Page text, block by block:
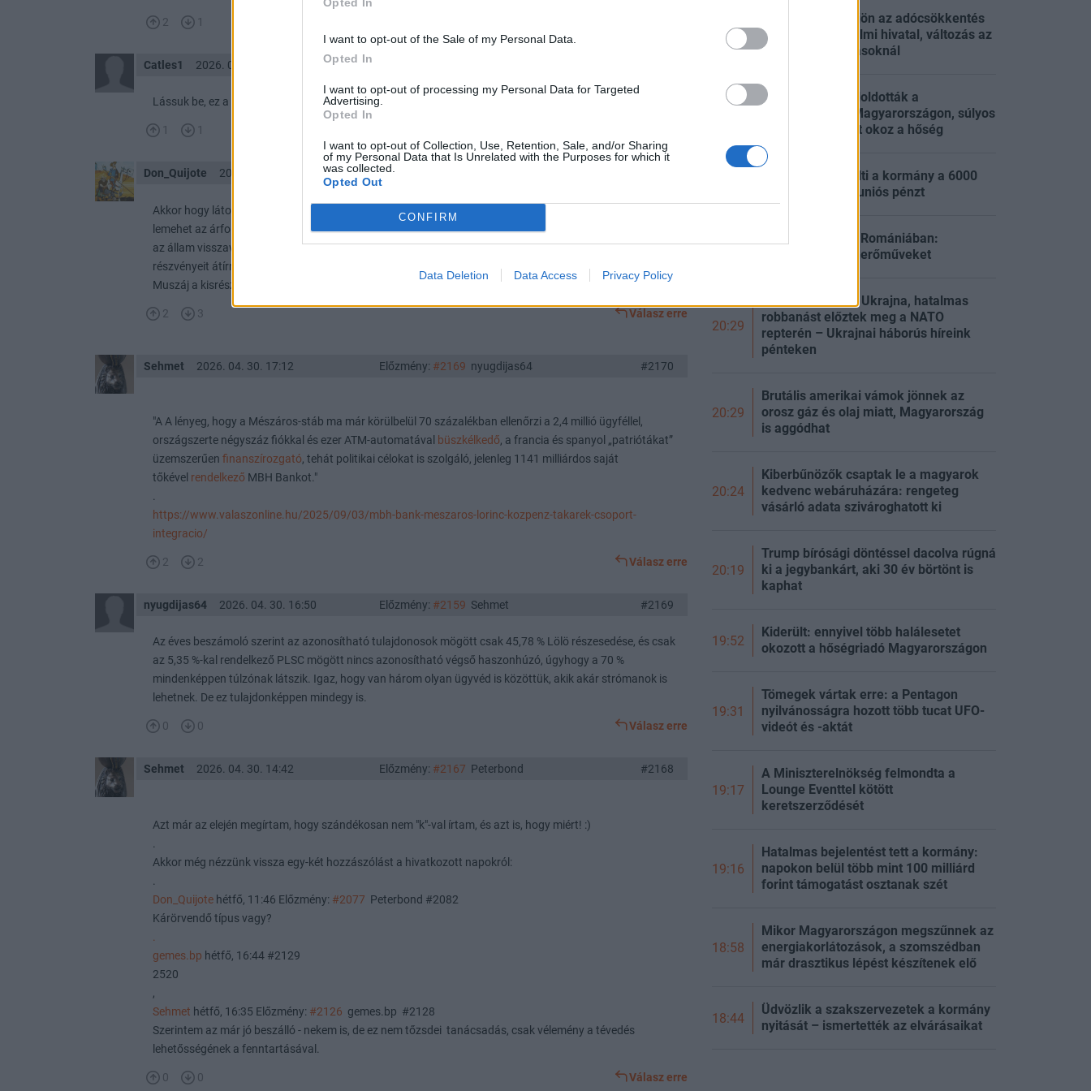
I want to opt-out of the Sale of my Personal Data.
Opted In
I want to opt-out of processing my Personal Data for Targeted
Advertising.
Opted In
I want to opt-out of Collection, Use, Retention, Sale, and/or Sharing
of my Personal Data that Is Unrelated with the Purposes for which it
was collected.
Opted Out
CONFIRM
Data Deletion Data Access Privacy Policy
2 1
Catles1 2026. 05. 01. 20:54
Lássuk be, ez a kockázat azért benne volt előreláthatóan is a sztoriban.
1 1
Don_Quijote 2026. 05. 01. 12:16 Előzmény:
Akkor hogy látod? Láttuk az alját,vagy Petiék elintézhetik,hogy 2000 Ft-ra,vagy akár még 1000 Ft-ra is
lemehet az árfolyam a vagyonvisszaszerzéssel? Mi az a maximum,ami jogilag törvényesen elérhető,hogy
az állam visszavegyen a részvényesektől? Továbbra sem akarom elhinni,hogy nem lehet nagyrészvényesek
részvényeit átírni a magyar állam nevére.
Muszáj a kisrészvényeseknek szívniuk a Lölő félék miatt?
2 3 Válasz erre
Sehmet 2026. 04. 30. 17:12 Előzmény: #2169 nyugdijas64 #2170
"A A lényeg, hogy a Mészáros-stáb ma már körülbelül 70 százalékban ellenőrzi a 2,4 millió ügyféllel,
országszerte négyszáz fiókkal és ezer ATM-automatával büszkélkedő, a francia és spanyol „patriótákat”
üzemszerűenfinanszírozgató, tehát politikai célokat is szolgáló, jelenleg 1141 milliárdos saját
tőkével rendelkező MBH Bankot."
.
https://www.valaszonline.hu/2025/09/03/mbh-bank-meszaros-lorinc-kozpenz-takarek-csoport-
integracio/
2 2 Válasz erre
nyugdijas64 2026. 04. 30. 16:50 Előzmény: #2159 Sehmet #2169
Az éves beszámoló szerint az azonosítható tulajdonosok mögött csak 45,78 % Lölö részesedése, és csak
az 5,35 %-kal rendelkező PLSC mögött nincs azonosítható végső haszonhúzó, úgyhogy a 70 %
mindenképpen túlzónak látszik. Igaz, hogy van három olyan ügyvéd is közöttük, akik akár strómanok is
lehetnek. De ez tulajdonképpen mindegy is.
0 0 Válasz erre
Sehmet 2026. 04. 30. 14:42 Előzmény: #2167 Peterbond #2168
Azt már az elején megírtam, hogy szándékosan nem "k"-val írtam, és azt is, hogy miért! :)
.
Akkor még nézzünk vissza egy-két hozzászólást a hivatkozott napokról:
.
Don_Quijote hétfő, 11:46 Előzmény: #2077 Peterbond #2082
Kárörvendő típus vagy?
.
gemes.bp hétfő, 16:44 #2129
2520
,
Sehmet hétfő, 16:35 Előzmény: #2126 gemes.bp #2128
Szerintem az már jó beszálló - nekem is, de ez nem tőzsdei tanácsadás, csak vélemény a tévedés
lehetősségének a fenntartásával.
0 0 Válasz erre
20:49
Tisza-kormány: jön az adócsökkentés
és a vagyonvédelmi hivatal, változás az
energiakorlátozásoknál
Energiakrízis: feloldották a
korlátozásokat Magyarországon, súlyos
többlethalálozást okoz a hőség
Kiderült, mire költi a kormány a 6000
milliárd forintos uniós pénzt
20:39
Rendkívüli lépés Romániában:
beindítják a szénerőműveket
20:29
Elitklubba lép be Ukrajna, hatalmas
robbanást előztek meg a NATO
repterén – Ukrajnai háborús híreink
pénteken
20:29
Brutális amerikai vámok jönnek az
orosz gáz és olaj miatt, Magyarország
is aggódhat
20:24
Kiberbűnözők csaptak le a magyarok
kedvenc webáruházára: rengeteg
vásárló adata szivároghatott ki
20:19
Trump bírósági döntéssel dacolva rúgná
ki a jegybankárt, aki 30 év börtönt is
kaphat
19:52
Kiderült: ennyivel több halálesetet
okozott a hőségriadó Magyarországon
19:31
Tömegek vártak erre: a Pentagon
nyilvánosságra hozott több tucat UFO-
videót és -aktát
19:17
A Miniszterelnökség felmondta a
Lounge Eventtel kötött
keretszerződését
19:16
Hatalmas bejelentést tett a kormány:
napokon belül több mint 100 milliárd
forint támogatást osztanak szét
18:58
Mikor Magyarországon megszűnnek az
energiakorlátozások, a szomszédban
már drasztikus lépést készítenek elő
18:44
Üdvözlik a szakszervezetek a kormány
nyitását – ismertették az elvárásaikat